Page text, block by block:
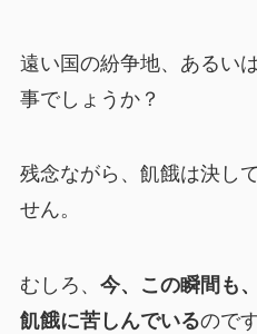
遠い国の紛争地、あるい
事でしょうか？
残念ながら、飢餓は決し
せん。
むしろ、 今、この瞬間も
飢餓に苦しんでいるのです